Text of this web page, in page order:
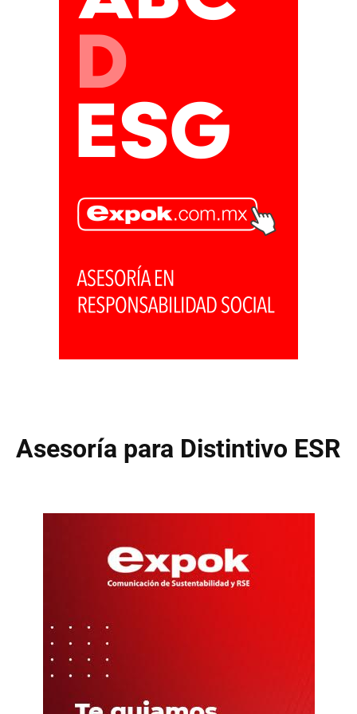
Asesoría para Distintivo ESR